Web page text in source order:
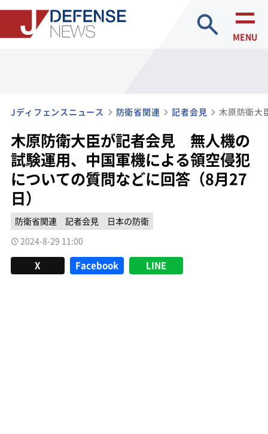
site search
MENU
Jディフェンスニュース 防衛省関連 記者会見
木原防衛大臣が記者会見 無人機の
試験運用、中国軍機による領空侵犯
についての質問などに回答（8月27
日）
防衛省関連 記者会見
日本の防衛
2024-8-29 11:00
X Facebook LINE